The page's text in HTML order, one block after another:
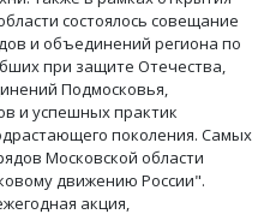
состоялось совещание
и объединений региона по
при защите Отечества,
Подмосковья,
и успешных практик
поколения. Самых
Московской области
движению России".
акция,